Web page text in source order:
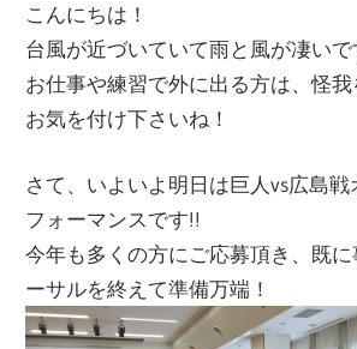
を
レ
ポ
ト
し
ま
す！
こんにちは！
台風が近づいていて雨と風が凄いで
お仕事や練習で外に出る方は、怪
お気を付け下さいね！
さて、いよいよ明日は巨人vs広島
フォーマンスです!!
今年も多くの方にご応募頂き、既
ーサルを終えて準備万端！